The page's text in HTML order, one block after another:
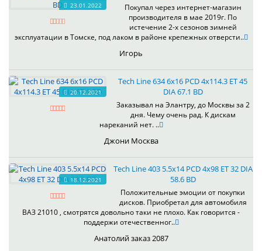
23.01.2022
Покупал через интернет-магазин
производителя в мае 2019г. По
истечение 2-х сезонов зимней
эксплуатации в Томске, под лаком в районе крепежных отверсти..
Игорь
20.12.2021
Tech Line 634 6x16 PCD 4x114.3 ET 45
DIA 67.1 BD
Заказывал на Элантру, до Москвы за 2
дня. Чему очень рад. К дискам
нареканий нет. ..
Джони Москва
18.12.2021
Tech Line 403 5.5x14 PCD 4x98 ET 32 DIA
58.6 BD
Положительные эмоции от покупки
дисков. Приобретал для автомобиля
ВАЗ 21010 , смотрятся довольно таки не плохо. Как говорится -
поддержи отечественног..
Анатолий заказ 2087